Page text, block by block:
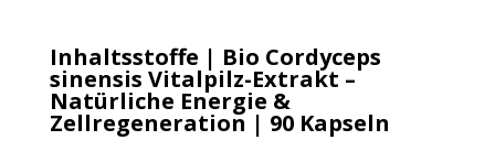
Inhaltsstoffe | Bio Cordyceps
sinensis Vitalpilz-Extrakt –
Natürliche Energie &
Zellregeneration | 90 Kapseln